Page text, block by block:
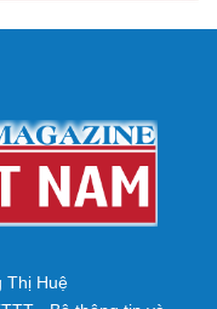
Thị Huệ